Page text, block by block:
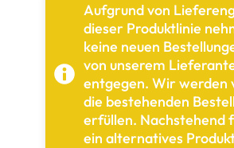
Aufgrund von
dieser Produktlinie
keine neuen
von unserem
entgegen. Wir werden
die bestehenden
erfüllen. Nachstehend
ein alternatives